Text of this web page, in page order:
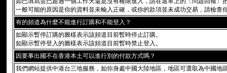
一般可能的原因是你的資料並未輸入正確，或你的款項並未成功交易，請檢查
有的頻道為什麼不能進行訂購和不能登入？
如顯示暫停訂購的圖樣表示該頻道目前暫時停止訂購。
如顯示暫停登入的圖樣表示該頻道目前暫時禁止登入。
因要事出國不在香港本土可以進行別的付款方式嗎？
我們網站提供中港台三地服務，如你身處中國大陸地區，地區可選取為中國地